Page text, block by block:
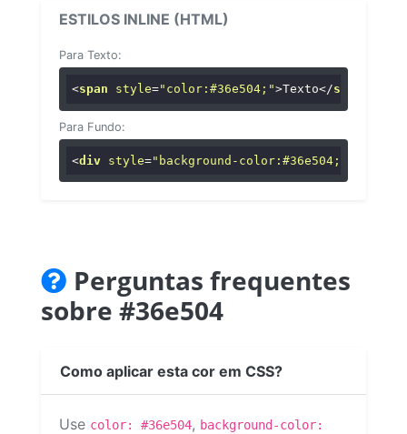
ESTILOS INLINE (HTML)
Para Texto:
<span style="color:#36e504;">Texto</span
Para Fundo:
<div style="background-color:#36e504;"
Perguntas frequentes
sobre #36e504
Como aplicar esta cor em CSS?
Use color: #36e504, background-color: